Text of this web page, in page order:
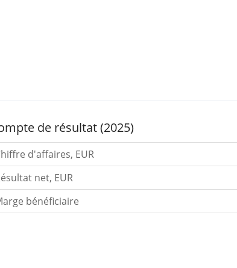
de résultat (2025)
d'affaires, EUR
net, EUR
bénéficiaire